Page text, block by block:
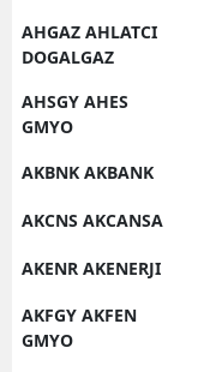
AHGAZ AHLATCI
DOGALGAZ
AHSGY AHES
GMYO
AKBNK AKBANK
AKCNS AKCANSA
AKENR AKENERJI
AKFGY AKFEN
GMYO